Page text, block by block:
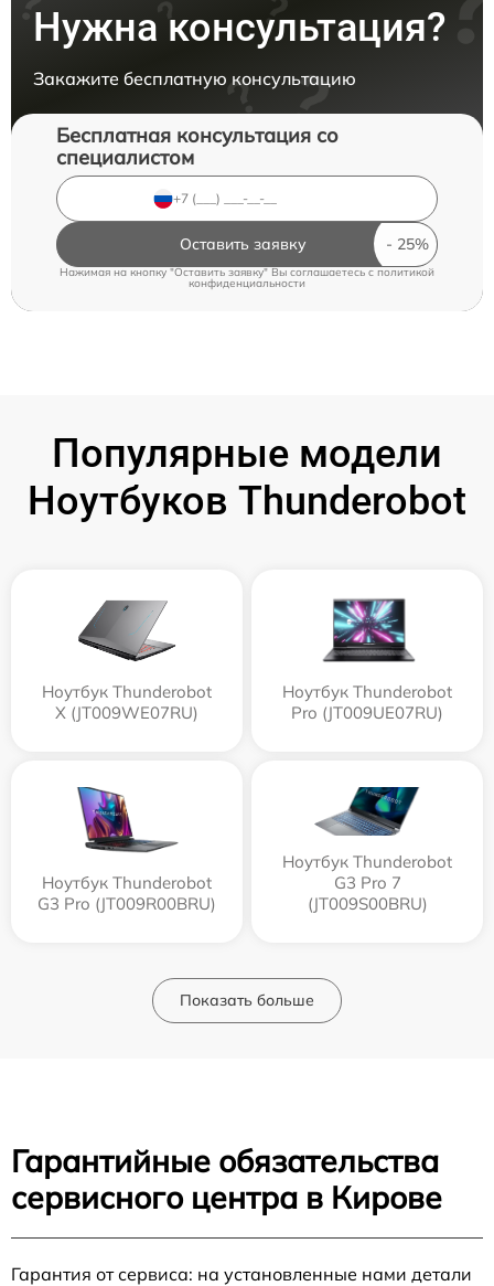
Нужна консультация?
Закажите бесплатную консультацию
Бесплатная консультация со
специалистом
Оставить заявку
Нажимая на кнопку "Оставить заявку" Вы соглашаетесь cполитикой
конфиденциальности
Популярные модели
Ноутбуков Thunderobot
Ноутбук Thunderobot
X (JT009WE07RU)
Ноутбук Thunderobot
Pro (JT009UE07RU)
Ноутбук Thunderobot
G3 Pro (JT009R00BRU)
Ноутбук Thunderobot
G3 Pro 7
(JT009S00BRU)
Показать больше
Гарантийные обязательства
сервисного центра в Кирове
Гарантия от сервиса: на установленные нами детали